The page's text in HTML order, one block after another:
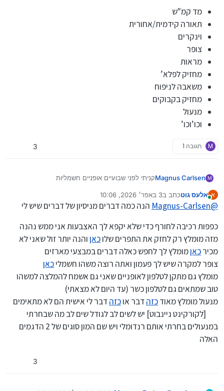
מד קמ"ש
תאורה קידמית/אחורית
וינקרים
צופר
מראות
מחזיק לפלא’
משאבה לניפוח
מחזיק בקבוקים
מנעול
וכו’וכו’
M תגובה 1 3
M
Magnus Carlsenקניתי לפני שבועיים אופניים חשמליות
מחכה לתגובות…
א
מחובר
אלעס גוטכתב ב3 באפר׳ 2026, 10:06
נערך לאחרונה על ידי ClickAndGo4 באוג׳ 2026, 22:51
@
Magnus-Carlsen הנה כמה דברים מניסיון של דברים שיש לי
כפפות רכיבה לחורף כדי שלא יקפא לך האצבעות אני ממש נהנה
מזה מומלץ רק לחזק את התפרים שלוכאןוהנה יותר זול שאני לא
מכירכאןמומלץ לך לחפש כאלה דברים במבצעי מארזים
צופר למקרה שיש לך פעמון ואתה רוצה משהו חשמליכאן
מומלץ גם מתקן לטלפון לאופניים שאני גם אשמח להמלצה למשהו
טוב שמתאים גם לטלפון כשר (עד היום לא מצאתי)
מנעול מומלץ מאודכזהדבר אוכזהדבר לי אישית הם לא מתאימים
[לקורקינט ניינבוט] יש לשים לב לגודל שים לב מה שבחרתי
במנעולים בחרתי אותם רנדומלי ויש שם המון סוגים של 2 הדגמים
האלה
3